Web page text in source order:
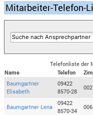
Mitarbeiter-Telefon-
Telefonliste der
Name
Telefon
Baumgartner
Elisabeth
09422
8570-28
002
Baumgartner Lena
09422
8570-34
006